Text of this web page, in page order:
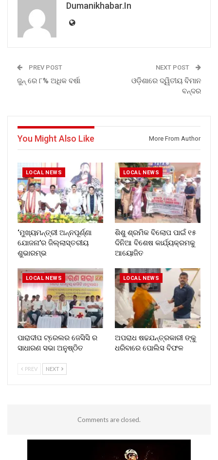
Dumanikhabar.in
PREV POST
ଜୁନ୍ ରେ ୮% ଅଧିକ ବର୍ଷା
NEXT POST
ଓଡ଼ିଶାରେ ଦ୍ୱିତୀୟ ବିମାନ
ବନ୍ଦର
You Might Also Like More From Author
LOCAL NEWS
‘ମୁଖ୍ୟମନ୍ତ୍ରୀ ଅନ୍ନପୂର୍ଣ୍ଣା
ଯୋଜନା’ର ଜିଲ୍ଲାସ୍ତରୀୟ
ଶୁଭାରମ୍ଭ
LOCAL NEWS
ଶିଶୁ ଶ୍ରମିକ ବିଲୋପ ପାଇଁ ୧୫
ଦିନିଆ ବିଶେଷ କାର୍ଯ୍ୟକ୍ରମକୁ
ଆୟୋଜିତ
LOCAL NEWS
ପାରାଦୀପ ଟ୍ରେଲର ଜେସିସି ର
ସାଧାରଣ ସଭା ଅନୁଷ୍ଠିତ
LOCAL NEWS
ଅପରାଧ ଷଢଯନ୍ତ୍ରକାରୀ ଙ୍କୁ
ଧରିବାରେ ପୋଲିସ ବିଫଳ
PREV NEXT
Comments are closed.